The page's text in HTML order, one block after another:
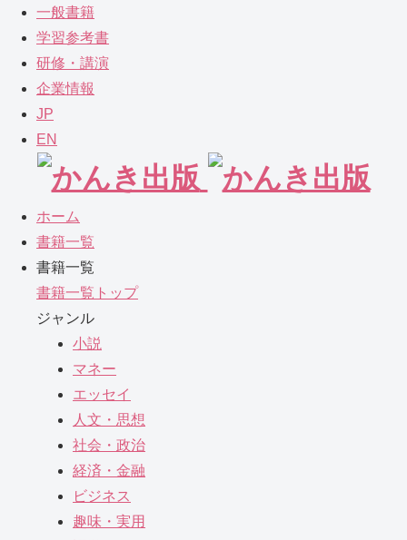
一般書籍
学習参考書
研修・講演
企業情報
JP
EN
ホーム
書籍一覧
書籍一覧
書籍一覧トップ
ジャンル
小説
マネー
エッセイ
人文・思想
社会・政治
経済・金融
ビジネス
趣味・実用